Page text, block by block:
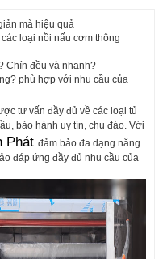
mà hiệu quả
loại nồi nấu cơm thông
Chín đều và nhanh?
phù hợp với nhu cầu của
tư vấn đầy đủ về các loại tủ
bảo hành uy tín, chu đáo. Với
Phát đảm bảo đa dạng năng
đáp ứng đầy đủ nhu cầu của